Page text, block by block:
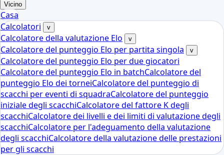
Vicino
Casa
Calcolatori
v
Calcolatore della valutazione Elo v
Calcolatore del punteggio Elo per partita singola v
Calcolatore del punteggio Elo per due giocatori
Calcolatore del punteggio Elo in batchCalcolatore del
punteggio Elo dei torneiCalcolatore del punteggio di
scacchi per eventi di squadraCalcolatore del punteggio
iniziale degli scacchiCalcolatore del fattore K degli
scacchiCalcolatore dei livelli e dei limiti di valutazione degli
scacchiCalcolatore per l'adeguamento della valutazione
degli scacchiCalcolatore della valutazione delle prestazioni
per gli scacchi